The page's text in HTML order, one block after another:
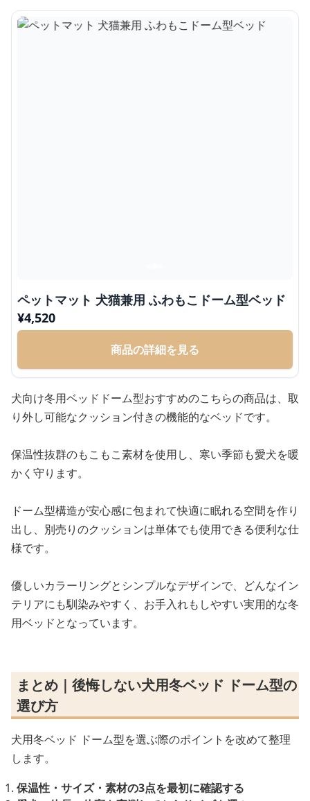
ペットマット 犬猫兼用 ふわもこドーム型ベッド
¥4,520
商品の詳細を見る
犬向け冬用ベッドドーム型おすすめのこちらの商品は、取
り外し可能なクッション付きの機能的なベッドです。
保温性抜群のもこもこ素材を使用し、寒い季節も愛犬を暖
かく守ります。
ドーム型構造が安心感に包まれて快適に眠れる空間を作り
出し、別売りのクッションは単体でも使用できる便利な仕
様です。
優しいカラーリングとシンプルなデザインで、どんなイン
テリアにも馴染みやすく、お手入れもしやすい実用的な冬
用ベッドとなっています。
まとめ｜後悔しない犬用冬ベッド ドーム型の
選び方
犬用冬ベッド ドーム型を選ぶ際のポイントを改めて整理
します。
保温性・サイズ・素材の3点を最初に確認する